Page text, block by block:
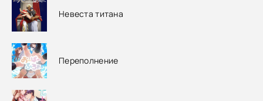
Невеста титана
Переполнение